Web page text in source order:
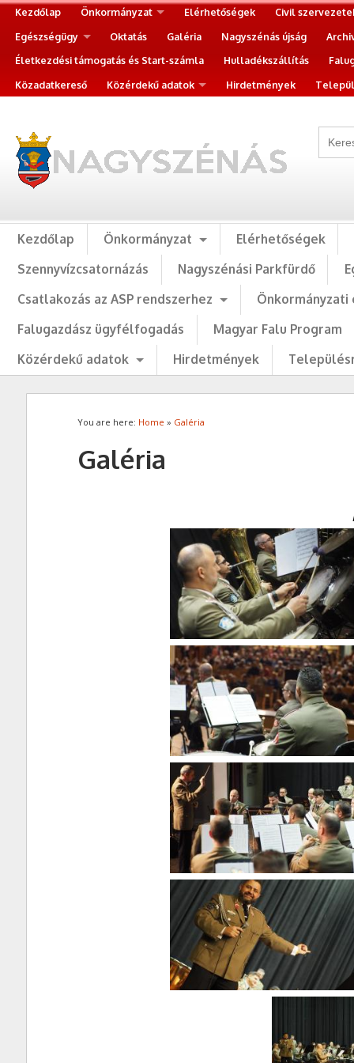
Kezdőlap Önkormányzat Elérhetőségek
Civil
Egészségügy
Oktatás Galéria Nagyszénás újság
Életkezdési támogatás és Start-számla
Hulladékszállítás
Közadatkereső
Közérdekű adatok Hirdetmények
Kezdőlap Önkormányzat
Elérhetőségek
Szennyvízcsatornázás
Nagyszénási Parkfürdő
Csatlakozás az ASP rendszerhez
Falugazdász ügyfélfogadás
Magyar Falu Program
Közérdekű adatok
Hirdetmények
You are here: Home » Galéria
Galéria